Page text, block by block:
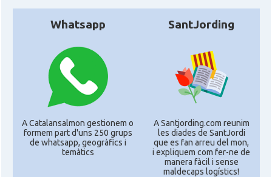
Whatsapp
A Catalansalmon gestionem o
formem part d'uns 250 grups
de whatsapp, geogràfics i
temàtics
SantJording
A Santjording.com reunim
les diades de SantJordi
que es fan arreu del mon,
i expliquem com fer-ne de
manera fàcil i sense
maldecaps logí­stics!